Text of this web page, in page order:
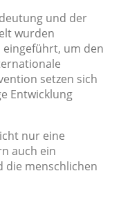
und der
wurden
eingeführt, um den
setzen sich
Entwicklung
nur eine
auch ein
die menschlichen